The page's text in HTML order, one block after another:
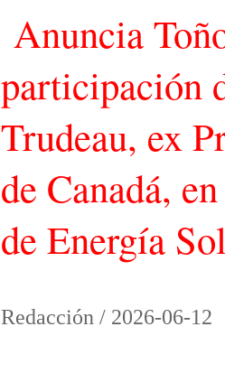
Anuncia
participación
Trudeau, ex
de Canadá,
de Energía
Redacción / 2026-06-12